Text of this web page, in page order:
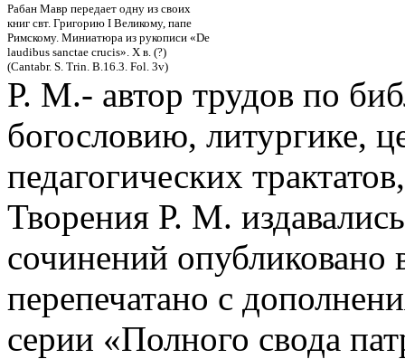
Рабан Мавр передает одну из своих
книг свт. Григорию I Великому, папе
Римскому. Миниатюра из рукописи «De
laudibus sanctae crucis». X в. (?)
(Cantabr. S. Trin. B.16.3. Fol. 3v)
Р. М.- автор трудов по
богословию, литургике,
педагогических
Творения Р. М.
сочинений опубликовано
перепечатано с
серии «Полного свода